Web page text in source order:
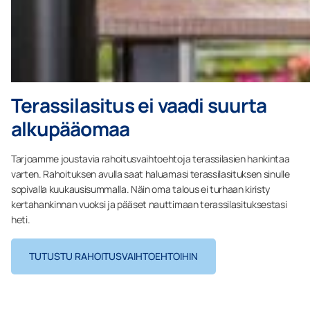
Terassilasitus ei vaadi suurta
alkupääomaa
Tarjoamme joustavia rahoitusvaihtoehtoja terassilasien hankintaa
varten. Rahoituksen avulla saat haluamasi terassilasituksen sinulle
sopivalla kuukausisummalla. Näin oma talous ei turhaan kiristy
kertahankinnan vuoksi ja pääset nauttimaan terassilasituksestasi
heti.
TUTUSTU RAHOITUSVAIHTOEHTOIHIN